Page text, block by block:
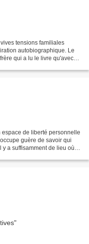
tensions familiales
autobiographique. Le
qui a lu le livre qu'avec
de liberté personnelle
guère de savoir qui
a suffisamment de lieu où la